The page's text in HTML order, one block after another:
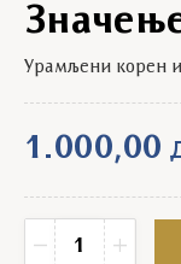
1.000,00
Урамљени корен
−
Значење имена
+